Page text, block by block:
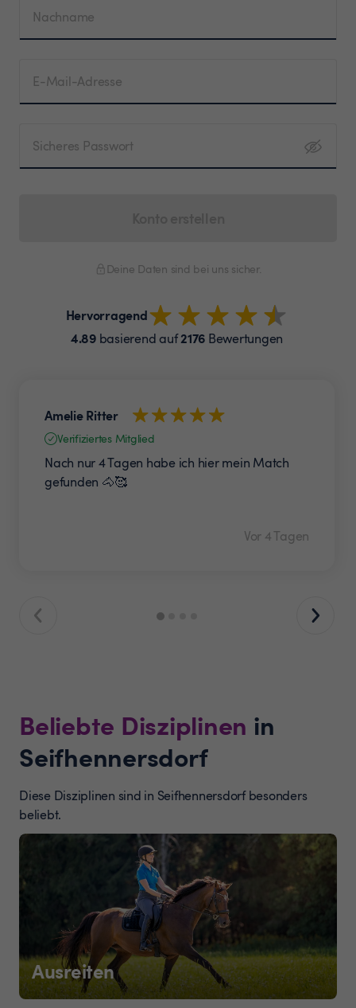
Nachname
E-Mail-Adresse
Sicheres Passwort
Deine Daten sind bei uns sicher.
Hervorragend
4.89basierend auf2176 Bewertungen
Amelie Ritter
Verifiziertes Mitglied
Nach nur 4 Tagen habe ich hier mein Match
gefunden 🐴🥰
Vor 4 Tagen
Beliebte Disziplinen in
Seifhennersdorf
Diese Disziplinen sind in Seifhennersdorf besonders
beliebt.
Ausreiten